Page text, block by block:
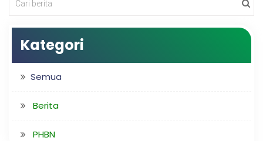
Kategori
Semua
Berita
PHBN